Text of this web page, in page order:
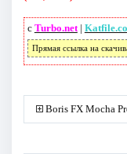
с Turbo.net|
Прямая ссылка на
Boris FX Mocha